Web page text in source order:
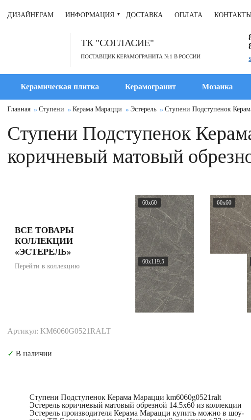
ДИЗАЙНЕРАМ ИНФОРМАЦИЯ ДОСТАВКА ОПЛАТА
ТК "СОГЛАСИЕ"
ПОСТАВЩИК КЕРАМОГРАНИТА №1 В РОССИИ
Керамическая плитка Керамогранит Мозаика
Главная Ступени Керама Марацци Эстерель Ступени Подступенок
Ступени Подступенок
коричневый матовый
ВСЕ ТОВАРЫ
КОЛЛЕКЦИИ
«ЭСТЕРЕЛЬ»
Перейти в коллекцию
60x60 60x60
60x119.5
Артикул: KM6060G0521RALT
✓ В наличии
Ступени Подступенок Керама Марацци km6060g0521ralt
Эстерель коричневый матовый обрезной 14.5x60 из коллекции
Эстерель производителя Керама Марацци купить можно в шоу-